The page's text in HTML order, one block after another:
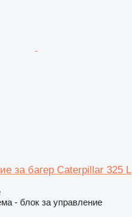
за багер Caterpillar 325 L
- блок за управление